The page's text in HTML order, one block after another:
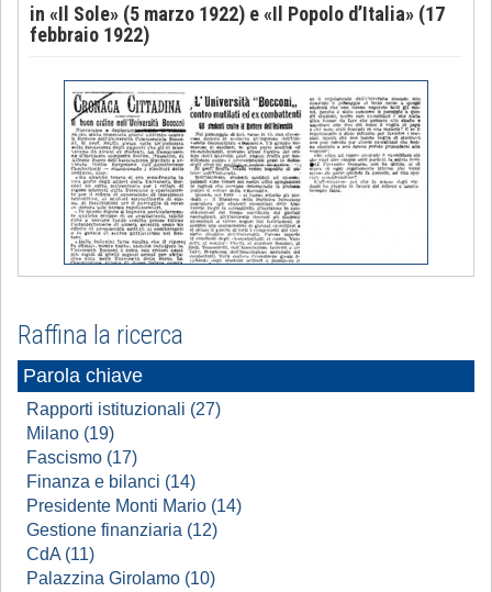
in «Il Sole» (5 marzo 1922) e «Il Popolo d’Italia» (17
febbraio 1922)
Raffina la ricerca
Parola chiave
Rapporti istituzionali (27)
Milano (19)
Fascismo (17)
Finanza e bilanci (14)
Presidente Monti Mario (14)
Gestione finanziaria (12)
CdA (11)
Palazzina Girolamo (10)